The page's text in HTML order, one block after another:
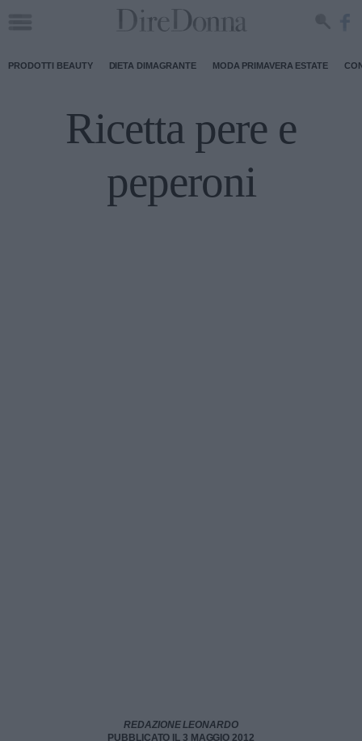
PRODOTTI BEAUTY DIETA DIMAGRANTE MODA PRIMAVERA ESTATE
Ricetta pere e
peperoni
REDAZIONE LEONARDO
PUBBLICATO IL 3 MAGGIO 2012